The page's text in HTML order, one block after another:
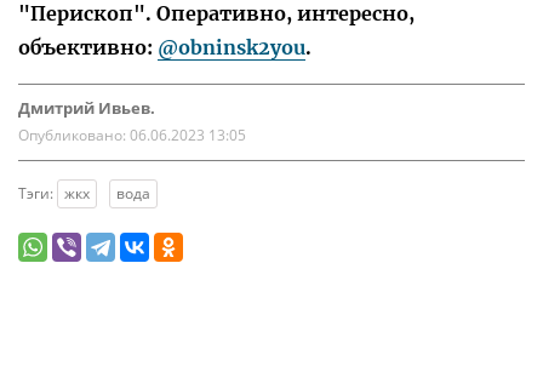
"Перископ". Оперативно, интересно,
объективно: @obninsk2you.
Дмитрий Ивьев.
Опубликовано: 06.06.2023 13:05
Тэги: жкх вода